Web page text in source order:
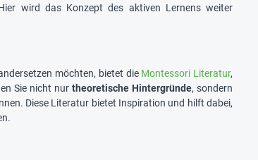
wird das Konzept des aktiven Lernens weiter
möchten, bietet die Montessori Literatur,
Sie nicht nurtheoretische Hintergründe, sondern
Diese Literatur bietet Inspiration und hilft dabei,